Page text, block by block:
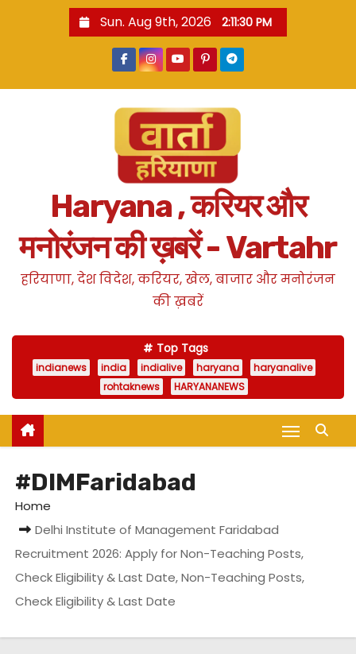
Sun. Aug 9th, 2026 2:11:31 PM
Haryana , करियर और
मनोरंजन की ख़बरें - Vartahr
हरियाणा, देश विदेश, करियर, खेल, बाजार और मनोरंजन
की ख़बरें
Top Tags
indianews india indialive haryana
haryanalive
rohtaknews
HARYANANEWS
#DIMFaridabad
Home
Delhi Institute of Management Faridabad
Recruitment 2026: Apply for Non-Teaching Posts,
Check Eligibility & Last Date, Non-Teaching Posts,
Check Eligibility & Last Date